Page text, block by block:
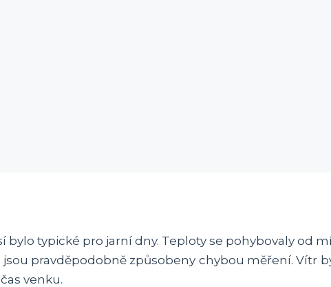
bylo typické pro jarní dny. Teploty se pohybovaly od
pravděpodobně způsobeny chybou měření. Vítr
venku.